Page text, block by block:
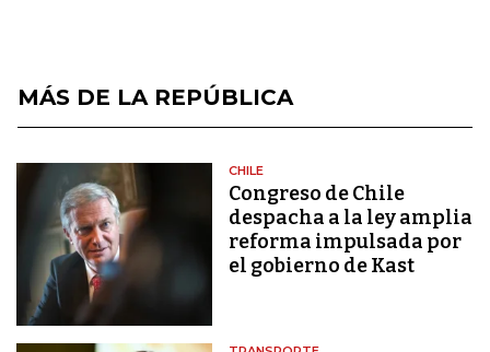
MÁS DE LA REPÚBLICA
CHILE
Congreso de Chile
despacha a la ley amplia
reforma impulsada por
el gobierno de Kast